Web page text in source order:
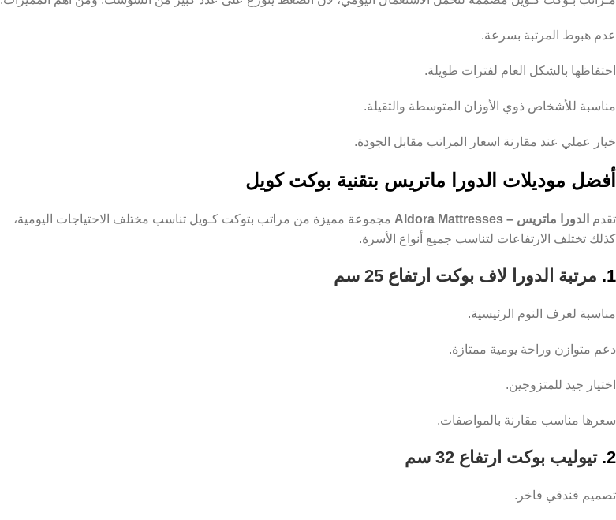
عدم هبوط المرتبة بسرعة.
احتفاظها بالشكل العام لفترات طويلة.
مناسبة للأشخاص ذوي الأوزان المتوسطة والثقيلة.
خيار عملي عند مقارنة اسعار المراتب مقابل الجودة.
أفضل موديلات الدورا ماتريس بتقنية بوكت كويل
تقدم الدورا ماتريس – Aldora Mattresses
مجموعة مميزة من مراتب بتوكت كـويل تناسب مختلف الاحتياجات اليومية،
كذلك تختلف الارتفاعات لتناسب جميع أنواع الأسرة.
1. مرتبة الدورا لاف بوكت ارتفاع 25 سم
مناسبة لغرف النوم الرئيسية.
دعم متوازن وراحة يومية ممتازة.
اختيار جيد للمتزوجين.
سعرها مناسب مقارنة بالمواصفات.
2. تيوليب بوكت ارتفاع 32 سم
تصميم فندقي فاخر.